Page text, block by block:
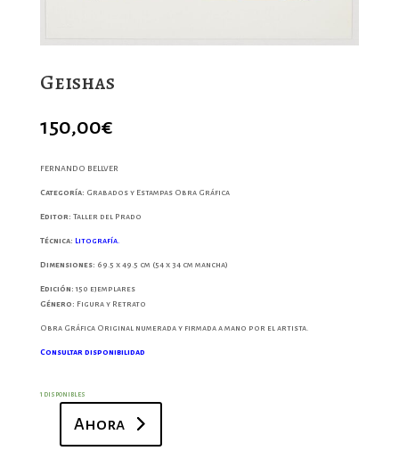
Geishas
150,00€
FERNANDO BELLVER
Categoría: Grabados y Estampas Obra Gráfica
Editor: Taller del Prado
Técnica: Litografía.
Dimensiones: 69.5 x 49.5 cm (54 x 34 cm mancha)
Edición: 150 ejemplares
Género: Figura y Retrato
Obra Gráfica Original numerada y firmada a mano por el artista.
Consultar disponibilidad
1 disponibles
cantidad
Ahora